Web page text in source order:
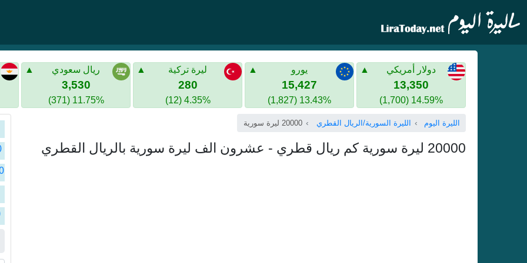
دولار أمريكي
13,350
14.59% (1,700)
يورو
15,427
13.43% (1,827)
ليرة تركية
280
4.35% (12)
ريال سعودي
3,530
11.75% (371)
الليرة اليوم الليرة السورية/الريال القطري 20000 ليرة سورية
20000 ليرة سورية كم ريال قطري - عشرون الف ليرة سورية بالريال القطري